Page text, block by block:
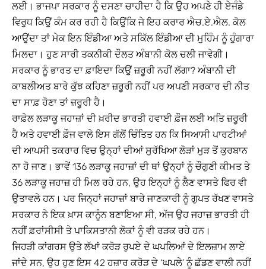
ਲਈ। ਭਾਜਪਾ ਸਰਕਾਰ ਨੂੰ ਦਸਣਾ ਚਾਹੀਦਾ ਹੈ ਕਿ ਉਹ ਅਪਣੇ ਹੀ ਏਜੰਡੇ
ਵਿਰੁਧ ਕਿਉਂ ਕੰਮ ਕਰ ਰਹੀ ਹੈ ਕਿਉਂਕਿ ਜੇ ਇਹ ਕਰਾਰ ਐਚ.ਏ.ਐਲ. ਕੋਲ
ਆਉਂਦਾ ਤਾਂ ਮੇਕ ਇਨ ਇੰਡੀਆ ਅਤੇ ਸਕਿੱਲ ਇੰਡੀਆ ਦੀ ਮੁਹਿੰਮ ਨੂੰ ਹੁੰਗਾਰਾ
ਮਿਲਦਾ। ਹੁਣ ਸਾਰੀ ਤਕਨੀਕੀ ਦੌਲਤ ਅੰਬਾਨੀ ਕੋਲ ਚਲੀ ਜਾਵੇਗੀ।
ਸਰਕਾਰ ਨੂੰ ਭਾਰਤ ਦਾ ਫ਼ਾਇਦਾ ਕਿਉਂ ਜ਼ਰੂਰੀ ਨਹੀਂ ਲੱਗਾ? ਅੰਬਾਨੀ ਦੀ
ਕਾਬਲੀਅਤ ਬਾਰੇ ਕੁੱਝ ਕਹਿਣਾ ਜ਼ਰੂਰੀ ਨਹੀਂ ਪਰ ਅਪਣੀ ਸਰਕਾਰ ਦੀ ਨੀਤ
ਦਾ ਸਾਫ਼ ਹੋਣਾ ਤਾਂ ਜ਼ਰੂਰੀ ਹੈ।
ਰਾਫ਼ੇਲ ਲੜਾਕੂ ਜਹਾਜ਼ਾਂ ਦੀ ਖ਼ਰੀਦ ਭਾਰਤੀ ਹਵਾਈ ਫ਼ੌਜ ਲਈ ਅਤਿ ਜ਼ਰੂਰੀ
ਹੈ ਅਤੇ ਹਵਾਈ ਫ਼ੌਜ ਵਾਲੇ ਇਸ ਗੱਲੋਂ ਚਿੰਤਿਤ ਹਨ ਕਿ ਸਿਆਸੀ ਪਾਰਟੀਆਂ
ਦੀ ਆਪਸੀ ਤਕਰਾਰ ਵਿਚ ਉਨ੍ਹਾਂ ਦੀਆਂ ਸੁਰੱਖਿਆ ਲੋੜਾਂ ਮੁੜ ਤੋਂ ਕੁਰਬਾਨ
ਨਾ ਹੋ ਜਾਣ। ਭਾਵੇਂ 136 ਲੜਾਕੂ ਜਹਾਜ਼ਾਂ ਦੀ ਥਾਂ ਉਨ੍ਹਾਂ ਨੂੰ ਚੌਗੁਣੀ ਕੀਮਤ ਤੇ
36 ਲੜਾਕੂ ਜਹਾਜ਼ ਹੀ ਮਿਲ ਰਹੇ ਹਨ, ਉਹ ਇਨ੍ਹਾਂ ਨੂੰ ਲੈਣ ਵਾਸਤੇ ਫਿਰ ਵੀ
ਉਤਾਵਲੇ ਹਨ। ਪਰ ਜਿਨ੍ਹਾਂ ਜਹਾਜ਼ਾਂ ਬਾਰੇ ਜਾਣਕਾਰੀ ਨੂੰ ਗੁਪਤ ਰੱਖਣ ਵਾਸਤੇ
ਸਰਕਾਰ ਨੇ ਇਕ ਖ਼ਾਸ ਕਾਨੂੰਨ ਬਣਾਇਆ ਸੀ, ਅੱਜ ਉਹ ਜਹਾਜ਼ ਭਾਰਤੀ ਹੀ
ਨਹੀਂ ਫ਼ਰਾਂਸੀਸੀ ਤੇ ਪਾਕਿਸਤਾਨੀ ਲੋਕਾਂ ਨੂੰ ਵੀ ਰੜਕ ਰਹੇ ਹਨ।
ਜਿਹੜੀ ਕਾਂਗਰਸ ਉਤੇ ਲੱਖਾਂ ਕਰੋੜ ਰੁਪਏ ਦੇ ਘਪਲਿਆਂ ਦੇ ਇਲਜ਼ਾਮ ਲਾਏ
ਜਾਂਦੇ ਸਨ, ਉਹ ਹੁਣ ਇਸ 42 ਹਜ਼ਾਰ ਕਰੋੜ ਦੇ ‘ਘਪਲੇ’ ਨੂੰ ਛੱਡਣ ਵਾਲੀ ਨਹੀਂ